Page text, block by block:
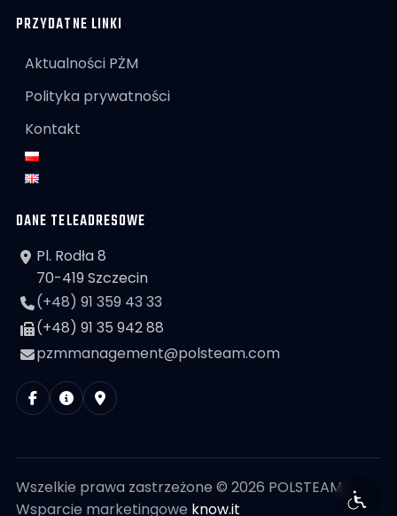
PRZYDATNE LINKI
Aktualności PŻM
Polityka prywatności
Kontakt
DANE TELEADRESOWE
Pl. Rodła 8
70-419 Szczecin
(+48) 91 359 43 33
(+48) 91 35 942 88
pzmmanagement@polsteam.com
Wszelkie prawa zastrzeżone © 2026 POLSTEAM
Wsparcie marketingowe know.it